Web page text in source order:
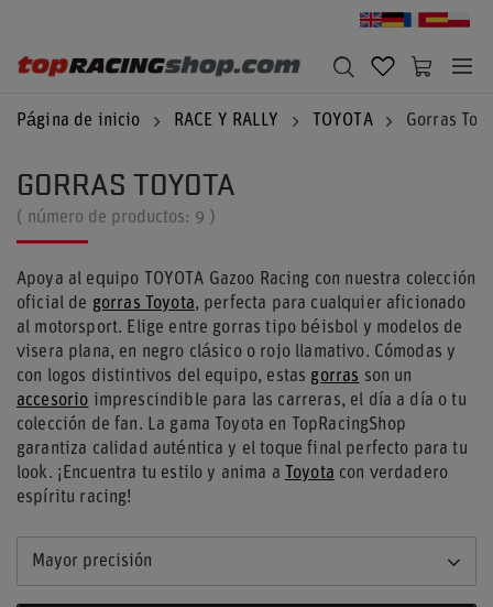
Página de inicio RACE Y RALLY TOYOTA Gorras
GORRAS TOYOTA
( número de productos: 9 )
Apoya al equipo TOYOTA Gazoo Racing con nuestra colección
oficial de gorras Toyota, perfecta para cualquier aficionado
al motorsport. Elige entre gorras tipo béisbol y modelos de
visera plana, en negro clásico o rojo llamativo. Cómodas y
con logos distintivos del equipo, estas gorras son un
accesorio imprescindible para las carreras, el día a día o tu
colección de fan. La gama Toyota en TopRacingShop
garantiza calidad auténtica y el toque final perfecto para tu
look. ¡Encuentra tu estilo y anima a
Toyota con verdadero
espíritu racing!
Mayor precisión